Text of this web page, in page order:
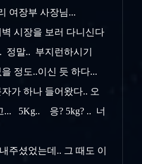
여장부 사장님...
시장을 보러 다니신다
정말.. 부지런하시기
정도..이신 듯 하다...
가 하나 들어왔다.. 오
... 5Kg.. 응? 5kg? .. 너
주셨었는데.. 그 때도 이